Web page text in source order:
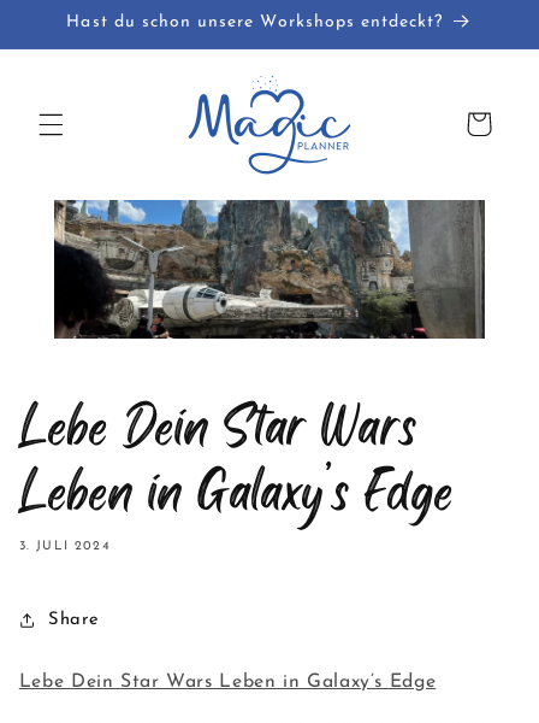
zum
Inhalt
Hast du schon unsere Workshops entdeckt?
Warenkorb
Lebe Dein Star Wars
Leben in Galaxy’s Edge
3. JULI 2024
Share
Lebe Dein Star Wars Leben in Galaxy’s Edge